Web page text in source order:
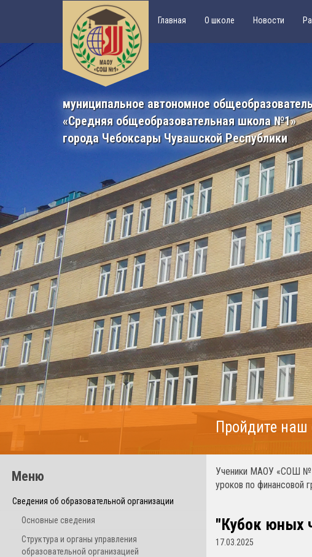
Главная О школе Новости
муниципальное автономное
«Средняя общеобразовательная школа №1»
города Чебоксары Чувашской Республики
Пройдите
Меню
Сведения об образовательной организации
Основные сведения
Структура и органы управления
образовательной организацией
Ученики МАОУ «СОШ
уроков по финансовой
"Кубок юных
17.03.2025